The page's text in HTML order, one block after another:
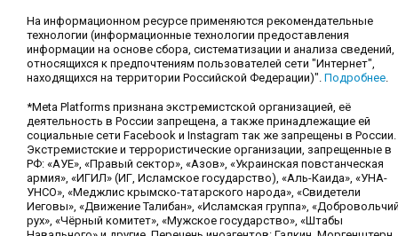
На информационном ресурсе применяются рекомендательные
технологии (информационные технологии предоставления
информации на основе сбора, систематизации и анализа сведений,
относящихся к предпочтениям пользователей сети "Интернет",
находящихся на территории Российской Федерации)". Подробнее.
*Meta Platforms признана экстремистской организацией, её
деятельность в России запрещена, а также принадлежащие ей
социальные сети Facebook и Instagram так же запрещены в России.
Экстремистские и террористические организации, запрещенные в
РФ: «АУЕ», «Правый сектор», «Азов», «Украинская повстанческая
армия», «ИГИЛ» (ИГ, Исламское государство), «Аль-Каида», «УНА-
УНСО», «Меджлис крымско-татарского народа», «Свидетели
Иеговы», «Движение Талибан», «Исламская группа»,
рух», «Чёрный комитет», «Мужское государство», «Штабы